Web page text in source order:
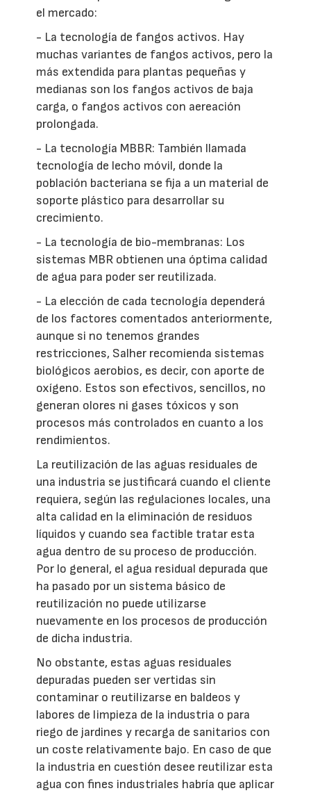
el mercado:
- La tecnología de fangos activos. Hay
muchas variantes de fangos activos, pero la
más extendida para plantas pequeñas y
medianas son los fangos activos de baja
carga, o fangos activos con aereación
prolongada.
- La tecnología MBBR: También llamada
tecnología de lecho móvil, donde la
población bacteriana se fija a un material de
soporte plástico para desarrollar su
crecimiento.
- La tecnología de bio-membranas: Los
sistemas MBR obtienen una óptima calidad
de agua para poder ser reutilizada.
- La elección de cada tecnología dependerá
de los factores comentados anteriormente,
aunque si no tenemos grandes
restricciones, Salher recomienda sistemas
biológicos aerobios, es decir, con aporte de
oxígeno. Estos son efectivos, sencillos, no
generan olores ni gases tóxicos y son
procesos más controlados en cuanto a los
rendimientos.
La reutilización de las aguas residuales de
una industria se justificará cuando el cliente
requiera, según las regulaciones locales, una
alta calidad en la eliminación de residuos
líquidos y cuando sea factible tratar esta
agua dentro de su proceso de producción.
Por lo general, el agua residual depurada que
ha pasado por un sistema básico de
reutilización no puede utilizarse
nuevamente en los procesos de producción
de dicha industria.
No obstante, estas aguas residuales
depuradas pueden ser vertidas sin
contaminar o reutilizarse en baldeos y
labores de limpieza de la industria o para
riego de jardines y recarga de sanitarios con
un coste relativamente bajo. En caso de que
la industria en cuestión desee reutilizar esta
agua con fines industriales habría que aplicar